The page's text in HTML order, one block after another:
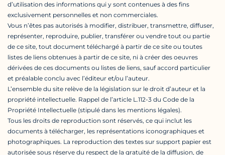
d’utilisation des informations qui y sont contenues à des fins
exclusivement personnelles et non commerciales.
Vous n’êtes pas autorisés à modifier, distribuer, transmettre, diffuser,
représenter, reproduire, publier, transférer ou vendre tout ou partie
de ce site, tout document téléchargé à partir de ce site ou toutes
listes de liens obtenues à partir de ce site, ni à créer des oeuvres
dérivées de ces documents ou listes de liens, sauf accord particulier
et préalable conclu avec l’éditeur et/ou l’auteur.
L’ensemble du site relève de la législation sur le droit d’auteur et la
propriété intellectuelle. Rappel de l’article L.112-3 du Code de la
Propriété Intellectuelle (stipulé dans les mentions légales).
Tous les droits de reproduction sont réservés, ce qui inclut les
documents à télécharger, les représentations iconographiques et
photographiques. La reproduction des textes sur support papier est
autorisée sous réserve du respect de la gratuité de la diffusion, de